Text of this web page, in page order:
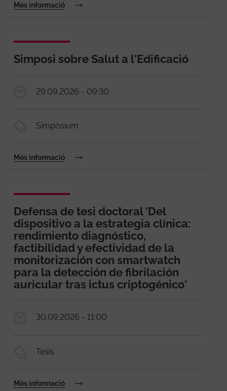
Més informació
Simposi sobre Salut a l'Edificació
29.09.2026 - 09:30
Simpòsium
Més informació
Defensa de tesi doctoral 'Del
dispositivo a la estrategia clínica:
rendimiento diagnóstico,
factibilidad y efectividad de la
monitorización con smartwatch
para la detección de fibrilación
auricular tras ictus criptogénico'
30.09.2026 - 11:00
Tesis
Més informació